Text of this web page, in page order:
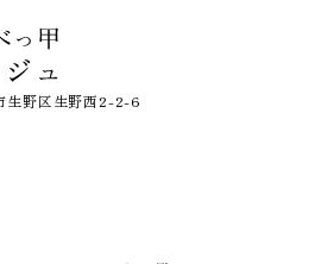
野区生野西2-2-6